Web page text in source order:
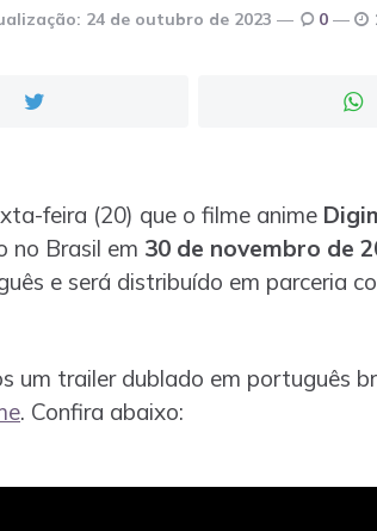
24 de outubro de 2023 0
feira (20) que o filme anime
no Brasil em 30 de novembro de
e será distribuído em parceria
um trailer dublado em português
. Confira abaixo: